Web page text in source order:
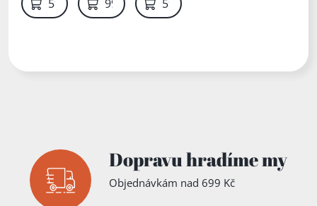
59 Kč 99 Kč 59 Kč
Dopravu hradíme my
Objednávkám nad 699 Kč